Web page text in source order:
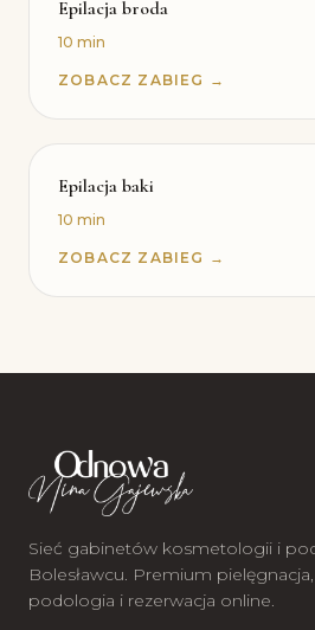
Epilacja broda
10 min
ZOBACZ ZABIEG →
Epilacja baki
10 min
ZOBACZ ZABIEG →
Sieć gabinetów kosmetologii i
Bolesławcu. Premium
podologia i rezerwacja online.